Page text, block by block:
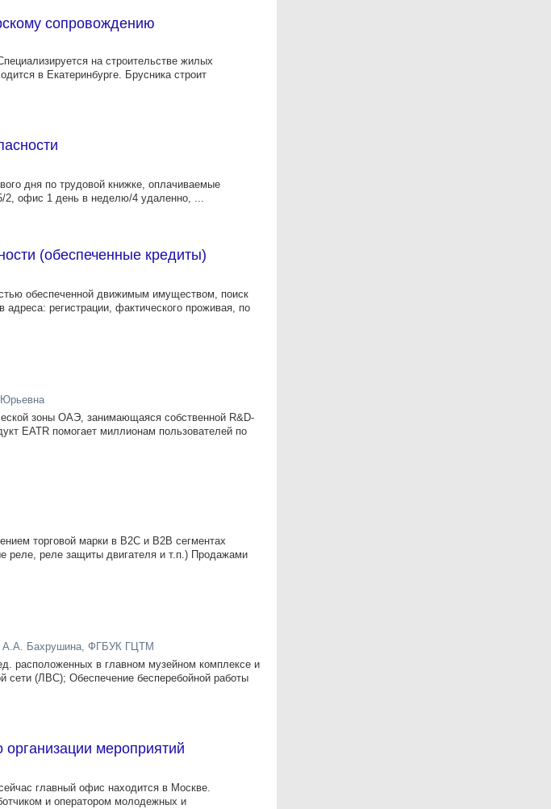
сопровождению
на строительстве жилых
в Екатеринбурге. Брусника строит
дня по трудовой книжке, оплачиваемые
2, офис 1 день в неделю/4 удаленно, ...
(обеспеченные кредиты)
обеспеченной движимым имуществом, поиск
регистрации, фактического проживая, по
Юрьевна
зоны ОАЭ, занимающаяся собственной R&D-
EATR помогает миллионам пользователей по
торговой марки в B2C и B2B сегментах
реле, реле защиты двигателя и т.п.) Продажами
А.А. Бахрушина, ФГБУК ГЦТМ
расположенных в главном музейном комплексе и
сети (ЛВС); Обеспечение бесперебойной работы
мероприятий
главный офис находится в Москве.
и оператором молодежных и